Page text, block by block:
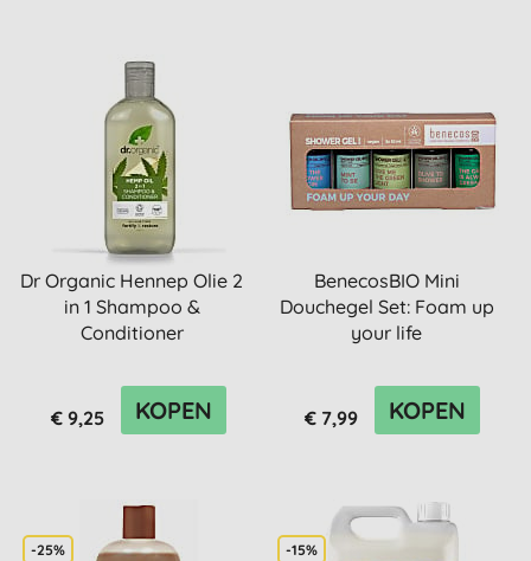
Dr Organic Hennep Olie 2
in 1 Shampoo &
Conditioner
€ 9,25 KOPEN
BenecosBIO Mini
Douchegel Set: Foam up
your life
€ 7,99 KOPEN
-25% -15%